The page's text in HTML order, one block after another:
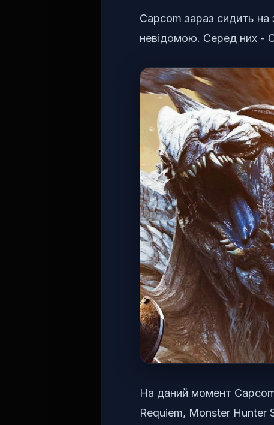
Capcom зараз сидить на
невідомою. Серед них -
На даний момент
Requiem, Monster Hunter